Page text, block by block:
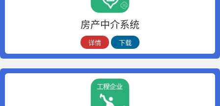
房产中介系统
详情 下载